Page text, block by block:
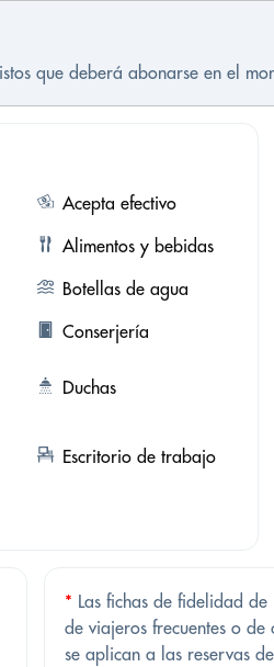
que deberá abonarse en el
Acepta efectivo
Alimentos y bebidas
Botellas de agua
Conserjería
Duchas
Escritorio de trabajo
* Las fichas de fidelidad
de viajeros frecuentes o
se aplican a las reservas